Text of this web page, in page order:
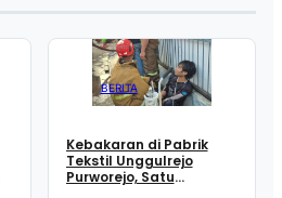
BERITA
Kebakaran di Pabrik
Tekstil Unggulrejo
Purworejo, Satu